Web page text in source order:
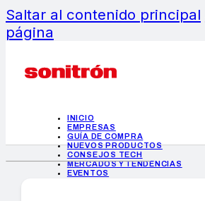
Saltar al contenido principal
página
INICIO
EMPRESAS
GUÍA DE COMPRA
NUEVOS PRODUCTOS
CONSEJOS TECH
MERCADOS Y TENDENCIAS
EVENTOS